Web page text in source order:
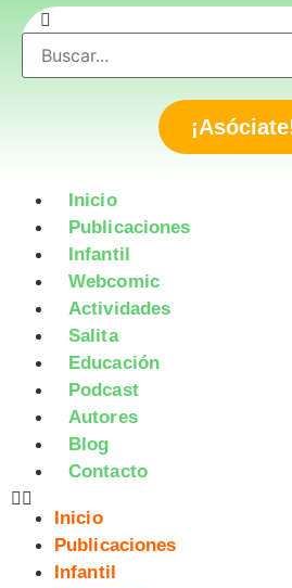
Inicio
Publicaciones
Infantil
Webcomic
Actividades
Salita
Educación
Podcast
Autores
Blog
Contacto
Inicio
Publicaciones
Infantil